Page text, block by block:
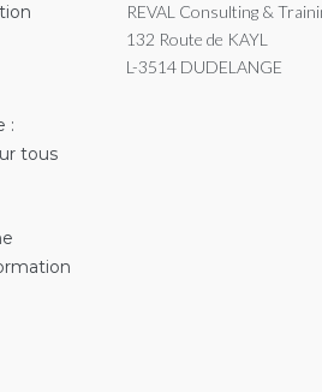
:
tous
REVAL Consulting &
132 Route de KAYL
L-3514 DUDELANGE